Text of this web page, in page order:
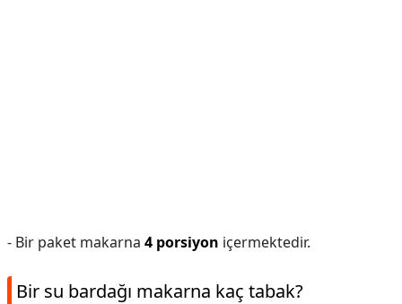
- Bir paket makarna 4 porsiyon içermektedir.
Bir su bardağı makarna kaç tabak?